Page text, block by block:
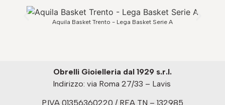
Aquila Basket Trento - Lega Basket Serie A
Obrelli Gioielleria dal 1929 s.r.l.
Indirizzo: via Roma 27/33 – Lavis
P.IVA 01356360220 / REA TN – 132985